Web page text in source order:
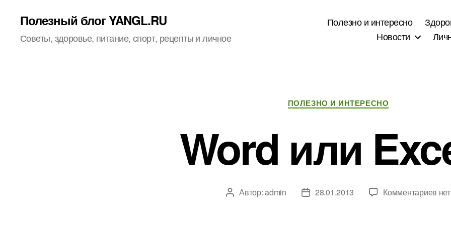
Полезный блог YANGL.RU
Советы, здоровье, питание, спорт, рецепты и личное
Полезно и интересно
Новости
Рубрики
ПОЛЕЗНО И ИНТЕРЕСНО
Word или
Автор
Автор:admin
Дата28.01.2013 Комментариевкнет